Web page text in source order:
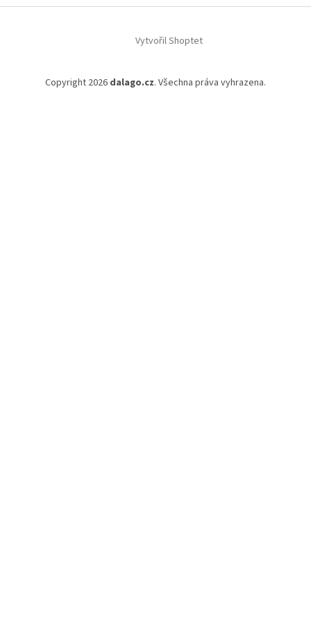
Vytvořil Shoptet
Copyright 2026 dalago.cz. Všechna práva vyhrazena.